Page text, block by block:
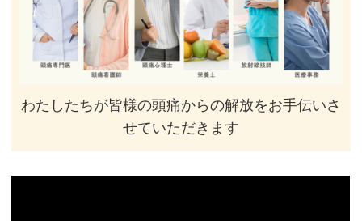
わたしたちが皆様の頭痛からの解放をお⼿伝いさ
せていただきます